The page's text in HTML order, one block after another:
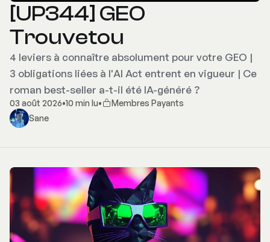
[UP344] GEO
Trouvetou
4 leviers à connaître absolument pour votre GEO |
3 obligations liées à l'AI Act entrent en vigueur | Ce
roman best-seller a-t-il été IA-généré ?
03 août 2026•10 min lu•
Membres Payants
Sane